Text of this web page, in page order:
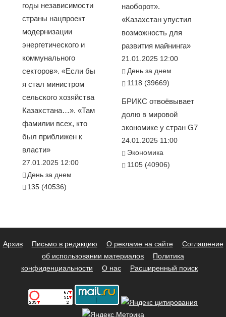
годы независимости
страны нацпроект
модернизации
энергетического и
коммунального
секторов». «Если бы
я стал министром
сельского хозяйства
Казахстана…». «Там
фамилии всех, кто
был приближен к
власти»
27.01.2025 12:00
День за днем
135 (40536)
наоборот».
«Казахстан упустил
возможность для
развития майнинга»
21.01.2025 12:00
День за днем
1118 (39669)
БРИКС отвоёвывает
долю в мировой
экономике у стран G7
24.01.2025 11:00
Экономика
1105 (40906)
Архив Письмо в редакцию О рекламе на сайте
Соглашение
об использовании материалов
Политика
конфиденциальности
О нас Расширенный поиск